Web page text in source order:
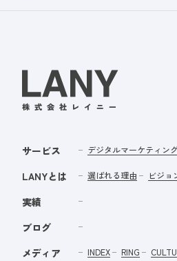
サービス デジタルマーケティン
LANYとは 選ばれる理由 ビジョ
実績
ブログ
メディア
INDEX RING